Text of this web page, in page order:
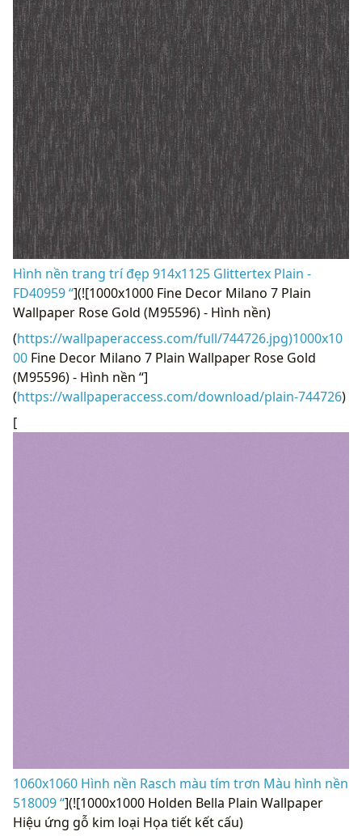
Hình nền trang trí đẹp 914x1125 Glittertex Plain -
FD40959 “](![1000x1000 Fine Decor Milano 7 Plain
Wallpaper Rose Gold (M95596) - Hình nền)
(https://wallpaperaccess.com/full/744726.jpg)1000x10
00 Fine Decor Milano 7 Plain Wallpaper Rose Gold
(M95596) - Hình nền “]
(https://wallpaperaccess.com/download/plain-744726)
[
1060x1060 Hình nền Rasch màu tím trơn Màu hình nền
518009 “](![1000x1000 Holden Bella Plain Wallpaper
Hiệu ứng gỗ kim loại Họa tiết kết cấu)